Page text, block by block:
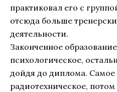
практиковал его с
отсюда больше
деятельности.
Законченное
психологическое,
дойдя до диплома. Самое
радиотехническое,